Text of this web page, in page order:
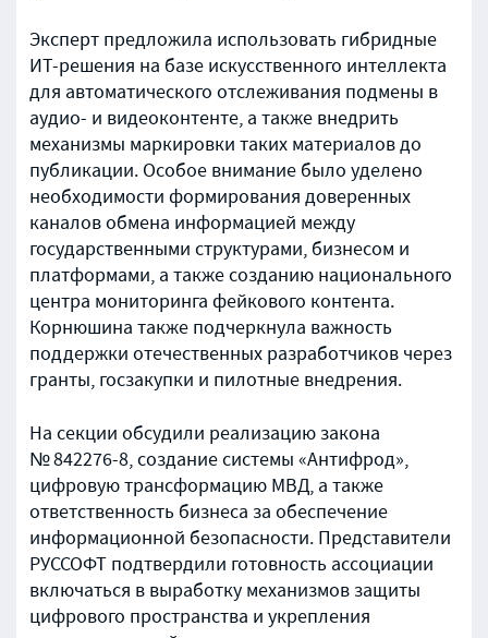
Эксперт предложила использовать гибридные
ИТ-решения на базе искусственного интеллекта
для автоматического отслеживания подмены в
аудио- и видеоконтенте, а также внедрить
механизмы маркировки таких материалов до
публикации. Особое внимание было уделено
необходимости формирования доверенных
каналов обмена информацией между
государственными структурами, бизнесом и
платформами, а также созданию национального
центра мониторинга фейкового контента.
Корнюшина также подчеркнула важность
поддержки отечественных разработчиков через
гранты, госзакупки и пилотные внедрения.
На секции обсудили реализацию закона
№ 842276-8, создание системы «Антифрод»,
цифровую трансформацию МВД, а также
ответственность бизнеса за обеспечение
информационной безопасности. Представители
РУССОФТ подтвердили готовность ассоциации
включаться в выработку механизмов защиты
цифрового пространства и укрепления